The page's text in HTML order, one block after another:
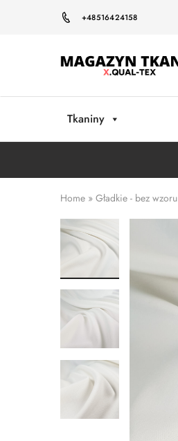
+48516424158
Magazyn
Tkaniny
Home » Gładkie - bez wzoru